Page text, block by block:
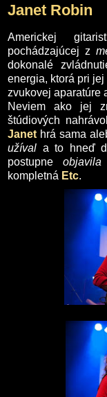
Janet Robin
Americkej
pochádzajúcej z
dokonalé
energia, ktorá pri
zvukovej aparatúre
Neviem ako jej
štúdiových
Janet hrá sama
užíval a to hneď
postupne objavila
kompletná Etc.